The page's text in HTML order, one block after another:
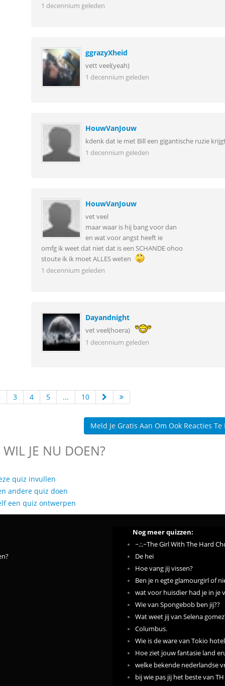
1 decennium geleden
ggrazyXheid
vett veel(yeah)
1 decennium geleden
HouwVanJouw
kdenk dat ie met Bill een gigantische ruzie
1 decennium geleden
HouwVanJouw
vet veel
maar waar is hij bang voor dan
en wat voor angst heeft ie
omfg ik weet dat niet dat is een SCHANDE ohoo
stoute ik ik moet ALLES weten
1 decennium geleden
Dayandnight
vet veel(hoera)
1 decennium geleden
3 4 5 ... 10
Meld Je Gratis Aan Om Ook Reacties
JE NU DOEN?
quiz invullen
andere quiz doen
een quiz ontwerpen
Nog meer quizzen:
~.:.~The Girl With The Hard
De hei
Hoe vang jij vissen?
Ben je n egte glamourgirl of
wat voor huisdier had je in je
Wie van Spongebob ben jij??
Wat weet jij van Selena
Columbus.
Wie is de ware van Tokio
Hoe ziet jouw fantasie land
welke bekende nederlandse
bij wie pas jij het beste van TH